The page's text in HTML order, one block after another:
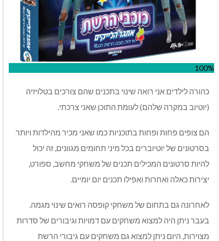
100%
כהורה לילדים אני רואה שינוי בתכנים שהם צורכים בטלויזיה
(יוטיוב במקרה שלהם) לעומת התוכן שאני צרכתי.
הם צופים פחות ופחות בתוכניות כמו שאני מכיר מהילדות ויותר
בסרטונים של יוטיוברים בכל מיני תחומים מגוונים, זה יכול
להיות סרטונים המכילים תכנים של משחקי מחשב, ספורט,
יצירות כאלה ואחרות ואפילו תכנים יום יומיים.
לאחרונה גם בתחום של משחקי קופסה רואים שינוי מגמה.
בעבר ניתן היה למצוא משחקים עם דמויות וגיבורים של סדרות
מצוירות, היום ניתן למצוא גם משחקים עם גיבורי הרשת